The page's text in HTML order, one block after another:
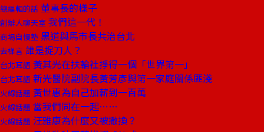
總編輯的話 董事長的樣子
創辦人聊天室 我們這一代！
商場自慢塾 黑道與馬市長共治台北
去梯言 誰是捉刀人？
台北耳語 黃其光在扶輪社掙得一個「世界第一」
台北耳語 新光醫院副院長黃芳彥與第一家庭關係匪淺
火線話題 黃世惠為自己加薪到一百萬
火線話題 當我們同在一起……
火線話題 汪雅康為什麼又被撤換？